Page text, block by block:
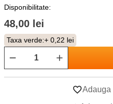
Disponibilitate:
48,00 lei
Taxa verde:+ 0,22 lei
Adauga